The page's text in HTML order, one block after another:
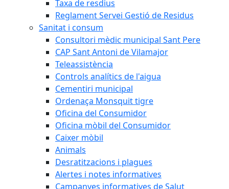
Taxa de resdius
Reglament Servei Gestió de Residus
Sanitat i consum
Consultori mèdic municipal Sant Pere
CAP Sant Antoni de Vilamajor
Teleassistència
Controls analítics de l'aigua
Cementiri municipal
Ordenaça Monsquit tigre
Oficina del Consumidor
Oficina mòbil del Consumidor
Caixer mòbil
Animals
Desratitzacions i plagues
Alertes i notes informatives
Campanyes informatives de Salut